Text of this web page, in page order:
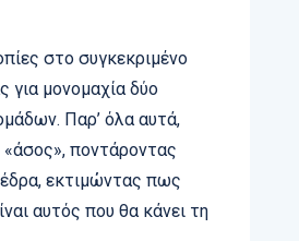
στο συγκεκριμένο
για μονομαχία δύο
Παρ’ όλα αυτά,
«άσος», ποντάροντας
εκτιμώντας πως
αυτός που θα κάνει τη